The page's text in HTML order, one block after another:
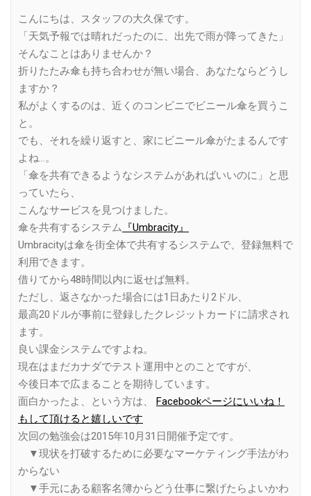
こんにちは、スタッフの大久保です。
「天気予報では晴れだったのに、出先で雨が降ってきた」
そんなことはありませんか？
折りたたみ傘も持ち合わせが無い場合、あなたならどうし
ますか？
私がよくするのは、近くのコンビニでビニール傘を買うこ
と。
でも、それを繰り返すと、家にビニール傘がたまるんです
よね…。
「傘を共有できるようなシステムがあればいいのに」と思
っていたら、
こんなサービスを見つけました。
傘を共有するシステム 『Umbracity』
Umbracityは傘を街全体で共有するシステムで、登録無料で
利用できます。
借りてから48時間以内に返せば無料。
ただし、返さなかった場合には1日あたり2ドル、
最高20ドルが事前に登録したクレジットカードに請求され
ます。
良い課金システムですよね。
現在はまだカナダでテスト運用中とのことですが、
今後日本で広まることを期待しています。
面白かったよ、という方は、
Facebookページにいいね！
もして頂けると嬉しいです
次回の勉強会は2015年10月31日開催予定です。
▼現状を打破するために必要なマーケティング手法がわ
からない
▼手元にある顧客名簿からどう仕事に繋げたらよいかわ